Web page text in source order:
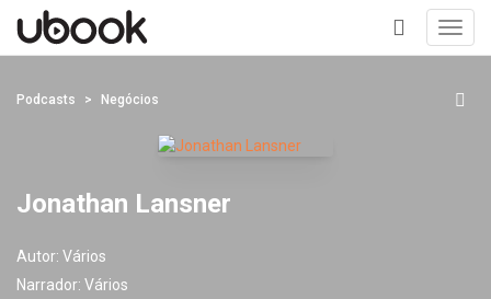
+
Podcasts Negócios
Jonathan Lansner
Autor: Vários
Narrador: Vários